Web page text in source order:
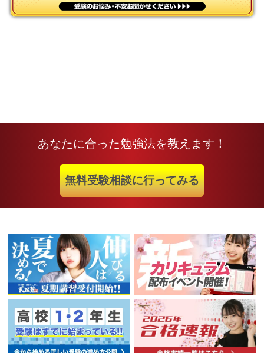
あなたに合った勉強法を教えます！
無料受験相談に行ってみる